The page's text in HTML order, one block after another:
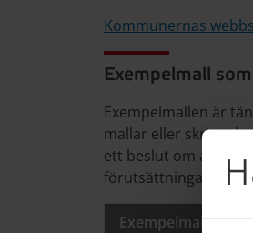
Kommunernas
Exempelmall
Exempelmallen är
mallar eller skriver
ett beslut om
förutsättningarna i
Exempelmall för